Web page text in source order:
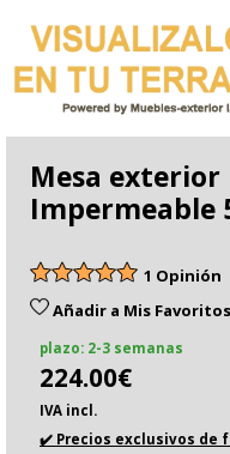
Mesa
Impermeable
1 Opinión
Añadir a Mis Favoritos
plazo: 2-3 semanas
224.00€
IVA incl.
✔️ Precios exclusivos de